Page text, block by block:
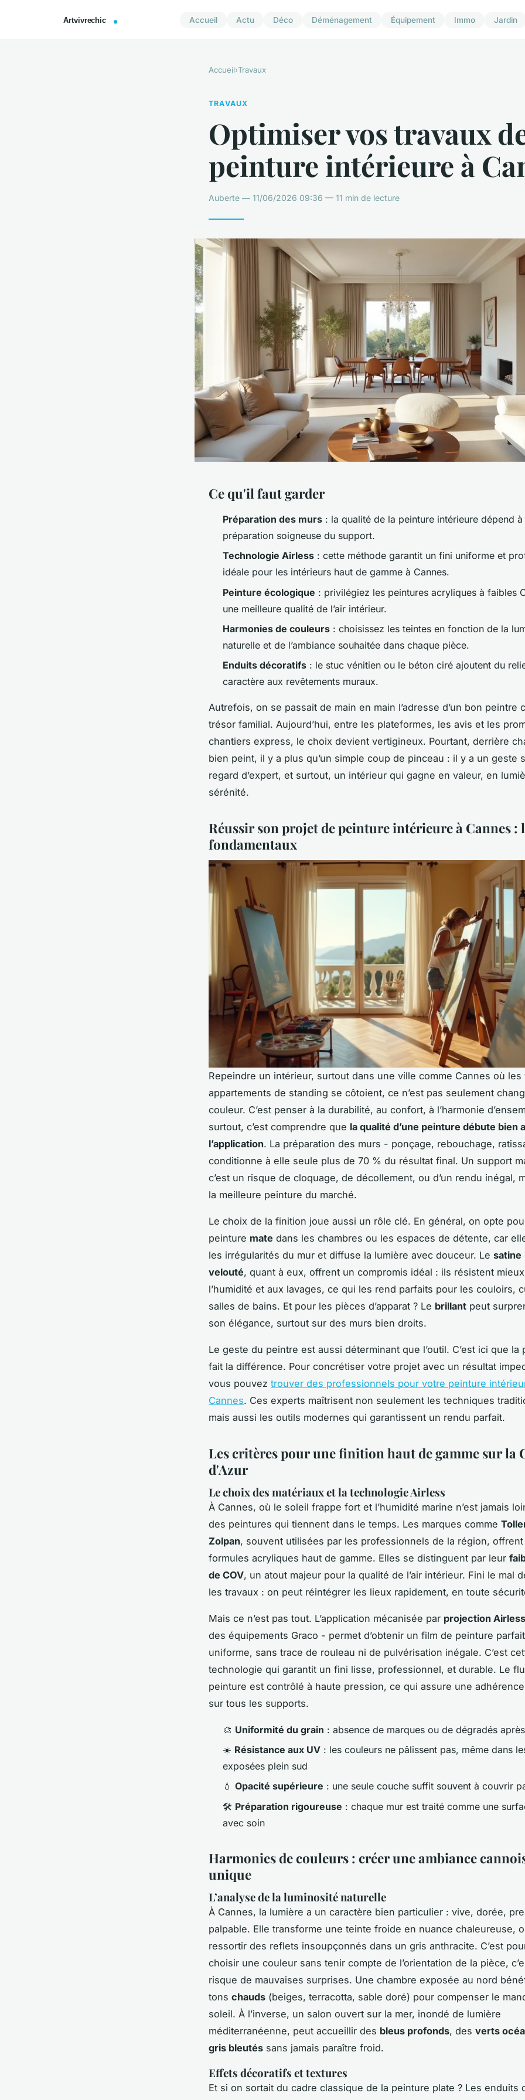
Accueil Actu Déco Déménagement Équipement Immo Jardin
Accueil›Travaux
TRAVAUX
Optimiser vos travaux
peinture intérieure à
Auberte — 11/06/2026 09:36 — 11 min de lecture
Ce qu'il faut garder
Préparation des murs : la qualité de la peinture intérieure dépend
préparation soigneuse du support.
Technologie Airless : cette méthode garantit un fini uniforme et
idéale pour les intérieurs haut de gamme à Cannes.
Peinture écologique : privilégiez les peintures acryliques à faibles
une meilleure qualité de l’air intérieur.
Harmonies de couleurs : choisissez les teintes en fonction de la
naturelle et de l’ambiance souhaitée dans chaque pièce.
Enduits décoratifs : le stuc vénitien ou le béton ciré ajoutent du
caractère aux revêtements muraux.
Autrefois, on se passait de main en main l’adresse d’un bon peintre
trésor familial. Aujourd’hui, entre les plateformes, les avis et les
chantiers express, le choix devient vertigineux. Pourtant, derrière
bien peint, il y a plus qu’un simple coup de pinceau : il y a un geste
regard d’expert, et surtout, un intérieur qui gagne en valeur, en
sérénité.
Réussir son projet de peinture intérieure à Cannes :
fondamentaux
Repeindre un intérieur, surtout dans une ville comme Cannes où les
appartements de standing se côtoient, ce n’est pas seulement
couleur. C’est penser à la durabilité, au confort, à l’harmonie
surtout, c’est comprendre que la qualité d’une peinture débute bien
l’application. La préparation des murs - ponçage, rebouchage,
conditionne à elle seule plus de 70 % du résultat final. Un support
c’est un risque de cloquage, de décollement, ou d’un rendu inégal,
la meilleure peinture du marché.
Le choix de la finition joue aussi un rôle clé. En général, on opte
peinture mate dans les chambres ou les espaces de détente, car
les irrégularités du mur et diffuse la lumière avec douceur. Le satine
velouté, quant à eux, offrent un compromis idéal : ils résistent
l’humidité et aux lavages, ce qui les rend parfaits pour les couloirs,
salles de bains. Et pour les pièces d’apparat ? Le brillant peut
son élégance, surtout sur des murs bien droits.
Le geste du peintre est aussi déterminant que l’outil. C’est ici que la
fait la différence. Pour concrétiser votre projet avec un résultat
vous pouvez trouver des professionnels pour votre peinture
Cannes. Ces experts maîtrisent non seulement les techniques
mais aussi les outils modernes qui garantissent un rendu parfait.
Les critères pour une finition haut de gamme sur la
d'Azur
Le choix des matériaux et la technologie Airless
À Cannes, où le soleil frappe fort et l’humidité marine n’est jamais
des peintures qui tiennent dans le temps. Les marques comme
Zolpan, souvent utilisées par les professionnels de la région,
formules acryliques haut de gamme. Elles se distinguent par leur
de COV, un atout majeur pour la qualité de l’air intérieur. Fini le mal
les travaux : on peut réintégrer les lieux rapidement, en toute
Mais ce n’est pas tout. L’application mécanisée par projection Airless
des équipements Graco - permet d’obtenir un film de peinture
uniforme, sans trace de rouleau ni de pulvérisation inégale. C’est
technologie qui garantit un fini lisse, professionnel, et durable. Le
peinture est contrôlé à haute pression, ce qui assure une
sur tous les supports.
🎨 Uniformité du grain : absence de marques ou de dégradés
☀️ Résistance aux UV : les couleurs ne pâlissent pas, même dans
exposées plein sud
💧 Opacité supérieure : une seule couche suffit souvent à couvrir
🛠️ Préparation rigoureuse : chaque mur est traité comme une
avec soin
Harmonies de couleurs : créer une ambiance
unique
L’analyse de la luminosité naturelle
À Cannes, la lumière a un caractère bien particulier : vive, dorée,
palpable. Elle transforme une teinte froide en nuance chaleureuse,
ressortir des reflets insoupçonnés dans un gris anthracite. C’est
choisir une couleur sans tenir compte de l’orientation de la pièce,
risque de mauvaises surprises. Une chambre exposée au nord
tons chauds (beiges, terracotta, sable doré) pour compenser le
soleil. À l’inverse, un salon ouvert sur la mer, inondé de lumière
méditerranéenne, peut accueillir des bleus profonds, des verts
gris bleutés sans jamais paraître froid.
Effets décoratifs et textures
Et si on sortait du cadre classique de la peinture plate ? Les enduits